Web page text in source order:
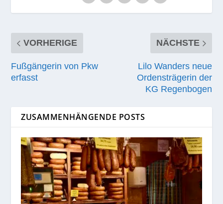
VORHERIGE
Fußgängerin von Pkw
erfasst
NÄCHSTE
Lilo Wanders neue
Ordensträgerin der
KG Regenbogen
ZUSAMMENHÄNGENDE POSTS